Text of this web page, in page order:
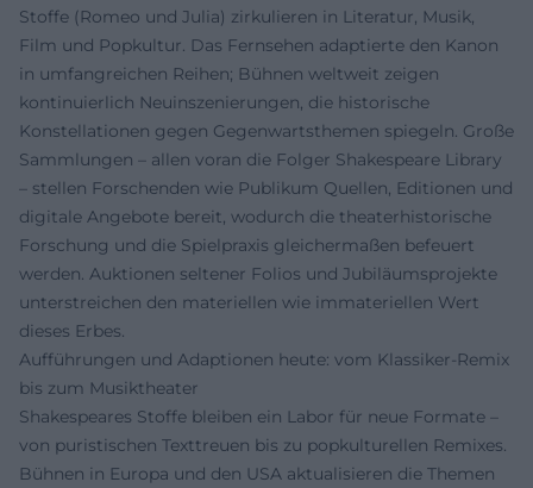
Stoffe (Romeo und Julia) zirkulieren in Literatur, Musik,
Film und Popkultur. Das Fernsehen adaptierte den Kanon
in umfangreichen Reihen; Bühnen weltweit zeigen
kontinuierlich Neuinszenierungen, die historische
Konstellationen gegen Gegenwartsthemen spiegeln. Große
Sammlungen – allen voran die Folger Shakespeare Library
– stellen Forschenden wie Publikum Quellen, Editionen und
digitale Angebote bereit, wodurch die theaterhistorische
Forschung und die Spielpraxis gleichermaßen befeuert
werden. Auktionen seltener Folios und Jubiläumsprojekte
unterstreichen den materiellen wie immateriellen Wert
dieses Erbes.
Aufführungen und Adaptionen heute: vom Klassiker-Remix
bis zum Musiktheater
Shakespeares Stoffe bleiben ein Labor für neue Formate –
von puristischen Texttreuen bis zu popkulturellen Remixes.
Bühnen in Europa und den USA aktualisieren die Themen